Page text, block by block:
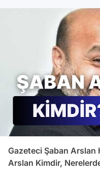
Gazeteci Şaban Arslan
Arslan Kimdir,